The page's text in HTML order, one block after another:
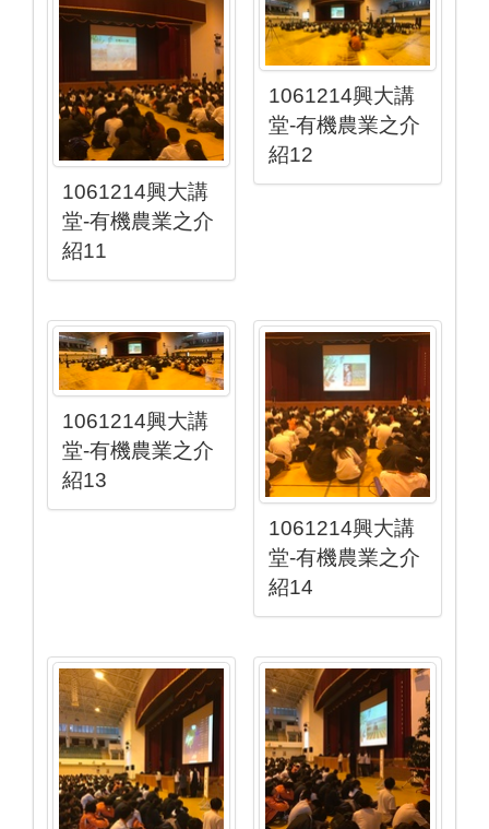
1061214興大講
堂-有機農業之介
紹11
1061214興大講
堂-有機農業之介
紹12
1061214興大講
堂-有機農業之介
紹13
1061214興大講
堂-有機農業之介
紹14